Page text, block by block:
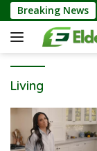
Langsung
ke
konten
Breaking News
Membeli
Living